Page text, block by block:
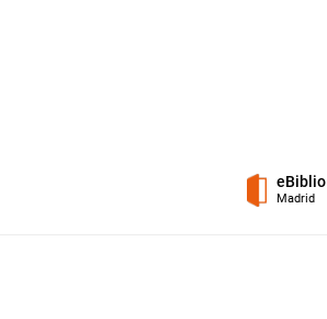
eBiblio
Madrid